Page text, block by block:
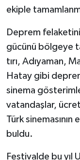
ekiple
Deprem
gücünü bölgeye
tırı, Adıyaman,
Hatay gibi
sinema
vatandaşlar,
Türk sinemasının
buldu.
Festivalde bu yıl